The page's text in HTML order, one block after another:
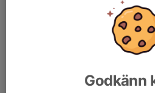
Godkänn